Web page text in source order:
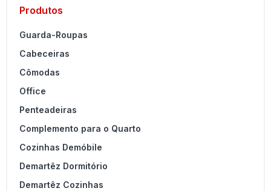
Produtos
Guarda-Roupas
Cabeceiras
Cômodas
Office
Penteadeiras
Complemento para o Quarto
Cozinhas Demóbile
Demartêz Dormitório
Demartêz Cozinhas